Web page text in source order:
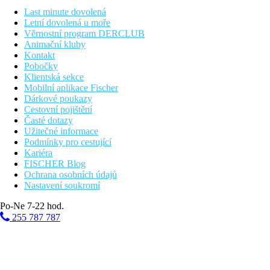
Vzdálenosti
760 km
Praha
670 km
Brno
610 km
Bratislava
Fotogalerie
Last minute dovolená
Letní dovolená u moře
Věrnostní program DERCLUB
Animační kluby
Kontakt
Pobočky
Klientská sekce
Mobilní aplikace Fischer
Dárkové poukazy
Cestovní pojištění
Časté dotazy
Užitečné informace
Podmínky pro cestující
Kariéra
FISCHER Blog
Ochrana osobních údajů
Nastavení soukromí
Po-Ne 7-22 hod.
255 787 787